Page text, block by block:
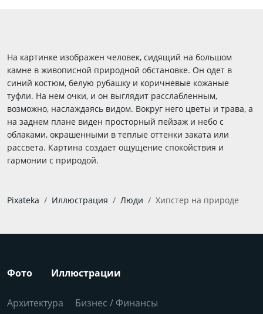
На картинке изображен человек, сидящий на большом
камне в живописной природной обстановке. Он одет в
синий костюм, белую рубашку и коричневые кожаные
туфли. На нем очки, и он выглядит расслабленным,
возможно, наслаждаясь видом. Вокруг него цветы и трава, а
на заднем плане виден просторный пейзаж и небо с
облаками, окрашенными в теплые оттенки заката или
рассвета. Картина создает ощущение спокойствия и
гармонии с природой.
Pixateka Иллюстрация Люди Хипстер на природе
Фото Иллюстрации
Архитектура
Бизнес / Финансы